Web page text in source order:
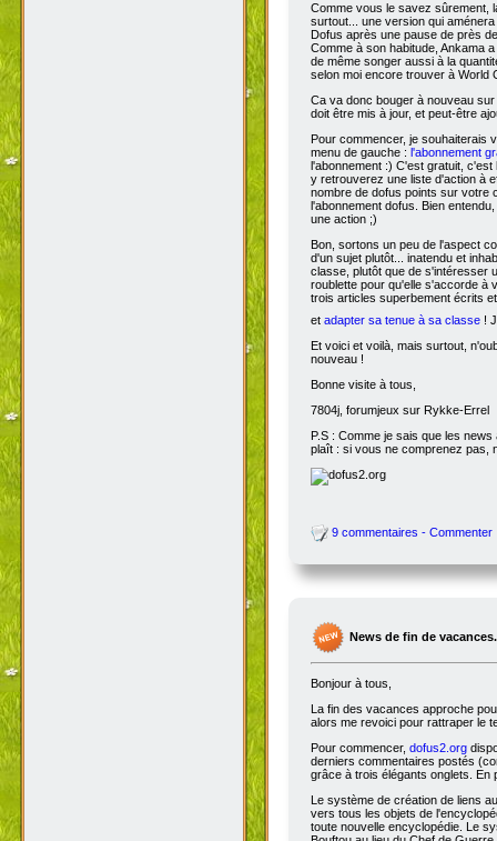
Comme vous le savez sûrement,
surtout... une version qui
Dofus après une pause de près
Comme à son habitude, Ankama
de même songer aussi à la
selon moi encore trouver à World
Ca va donc bouger à nouveau
doit être mis à jour, et peut-être
Pour commencer, je
menu de gauche : l'abonnement
l'abonnement :) C'est gratuit,
y retrouverez une liste d'action à
nombre de dofus points sur votre
l'abonnement dofus. Bien
une action ;)
Bon, sortons un peu de l'aspect
d'un sujet plutôt... inatendu et
classe, plutôt que de s'intéresser
roublette pour qu'elle s'accorde à
trois articles superbement écrits
et adapter sa tenue à sa classe !
Et voici et voilà, mais surtout,
nouveau !
Bonne visite à tous,
7804j, forumjeux sur Rykke-Errel
P.S : Comme je sais que les
plaît : si vous ne comprenez pas,
9 commentaires - Commenter
News de fin de
Bonjour à tous,
La fin des vacances approche
alors me revoici pour rattraper le
Pour commencer, dofus2.org
derniers commentaires postés
grâce à trois élégants onglets. En
Le système de création de liens
vers tous les objets de
toute nouvelle encyclopédie. Le